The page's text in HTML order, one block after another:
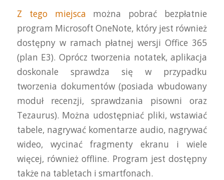
Z tego miejsca można pobrać bezpłatnie
program Microsoft OneNote, który jest również
dostępny w ramach płatnej wersji Office 365
(plan E3). Oprócz tworzenia notatek, aplikacja
doskonale sprawdza się w przypadku
tworzenia dokumentów (posiada wbudowany
moduł recenzji, sprawdzania pisowni oraz
Tezaurus). Można udostępniać pliki, wstawiać
tabele, nagrywać komentarze audio, nagrywać
wideo, wycinać fragmenty ekranu i wiele
więcej, również offline. Program jest dostępny
także na tabletach i smartfonach.